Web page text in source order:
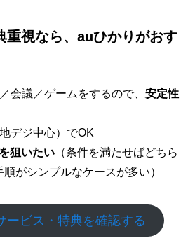
重視なら、auひかりがおす
会議／ゲームをするので、 安定性
デジ中心）でOK
狙いたい（条件を満たせばどちら
がシンプルなケースが多い）
ービス・特典を確認する